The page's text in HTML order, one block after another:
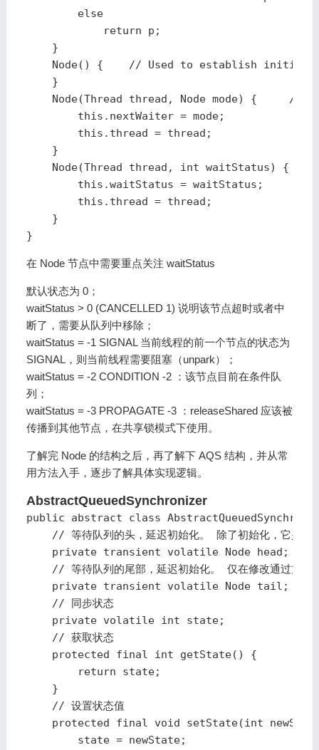
        else
            return p;
    }
Node() {    // Used to establish initial
    }
Node(Thread thread, Node mode) {     //
        this.nextWaiter = mode;
        this.thread = thread;
    }
Node(Thread thread, int waitStatus) { //
        this.waitStatus = waitStatus;
        this.thread = thread;
    }
}
在 Node 节点中需要重点关注 waitStatus
默认状态为 0；
waitStatus > 0 (CANCELLED 1) 说明该节点超时或者中
断了，需要从队列中移除；
waitStatus = -1 SIGNAL 当前线程的前一个节点的状态为
SIGNAL，则当前线程需要阻塞（unpark）；
waitStatus = -2 CONDITION -2 ：该节点目前在条件队
列；
waitStatus = -3 PROPAGATE -3 ：releaseShared 应该被
传播到其他节点，在共享锁模式下使用。
了解完 Node 的结构之后，再了解下 AQS 结构，并从常
用方法入手，逐步了解具体实现逻辑。
AbstractQueuedSynchronizer
public abstract class
// 等待队列的头，延迟初始化。 除了初始化，它是
    private transient volatile Node head;
// 等待队列的尾部，延迟初始化。 仅在修改通过方法
    private transient volatile Node tail;
    // 同步状态
    private volatile int state;
    // 获取状态
    protected final int getState() {
        return state;
    }
    // 设置状态值
protected final void setState(int
        state = newState;